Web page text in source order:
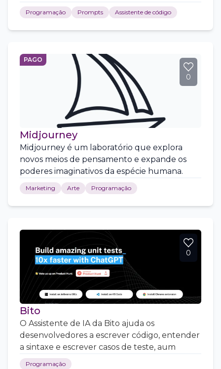
Programação Prompts Assistente de código
PAGO
0
Midjourney
Midjourney é um laboratório que explora
novos meios de pensamento e expande os
poderes imaginativos da espécie humana.
Marketing Arte Programação
0
Bito
O Assistente de IA da Bito ajuda os
desenvolvedores a escrever código, entender
a sintaxe e escrever casos de teste, aum
Programação